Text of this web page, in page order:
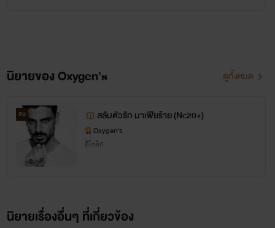
ไรท์ตั้งใจแต่งนิยายทุกเรื่องให้ออกมาดีที่สุด
เพื่อไม่ให้รีดทุกท่านต้องอารมณ์เสียเวลาที่อ่านแน่นอน
นิยายของ Oxygen's ดูทั้งหมด
จบ สลับตัวรัก มาเฟียร้าย (Nc20+)
Oxygen's
อีโรติก
นิยายเรื่องอื่นๆ ที่เกี่ยวข้อง